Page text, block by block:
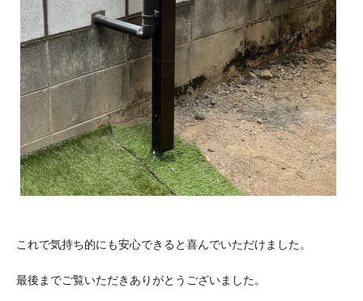
これで気持ち的にも安心できると喜んでいただけました。
最後までご覧いただきありがとうございました。